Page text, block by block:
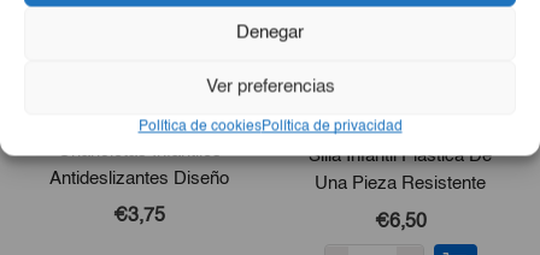
Denegar
Ver preferencias
Política de cookiesPolítica de privacidad
Chancletas Infantiles
Antideslizantes Diseño
Osito
€3,75
Silla Infantil Plástica De
Una Pieza Resistente
€6,50